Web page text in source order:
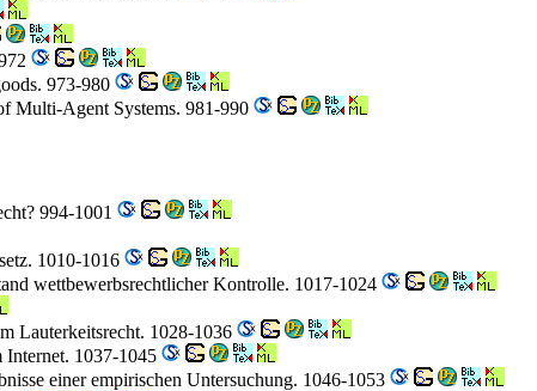
973-980
Multi-Agent Systems. 981-990
994-1001
1010-1016
wettbewerbsrechtlicher Kontrolle. 1017-1024
Lauterkeitsrecht. 1028-1036
Internet. 1037-1045
einer empirischen Untersuchung. 1046-1053